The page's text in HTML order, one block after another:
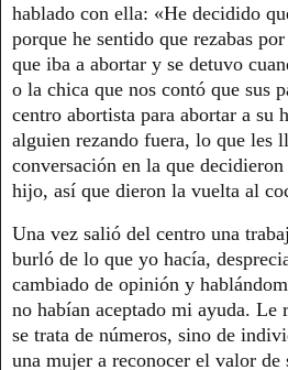
hablado con ella: «He decidido
porque he sentido que rezabas
que iba a abortar y se detuvo
o la chica que nos contó que sus
centro abortista para abortar a su
alguien rezando fuera, lo que les
conversación en la que
hijo, así que dieron la vuelta al
Una vez salió del centro una
burló de lo que yo hacía,
cambiado de opinión y
no habían aceptado mi ayuda. Le
se trata de números, sino de
una mujer a reconocer el valor